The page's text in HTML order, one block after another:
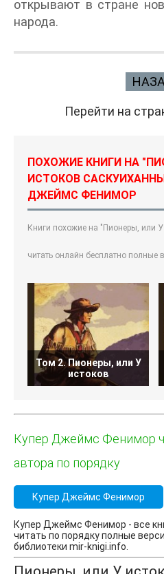
открывают в стране
народа.
Перейти на
ПОХОЖИЕ КНИГИ НА
ИСТОКОВ
ДЖЕЙМС ФЕНИМОР
Книги похожие на "Пионеры, или
читать онлайн бесплатно полные
Том 2. Пионеры, или У
истоков
Купер Джеймс Фенимор
автора по порядку
Купер Джеймс Фенимор
Купер Джеймс Фенимор - все
читать по порядку полные
библиотеки mir-knigi.info.